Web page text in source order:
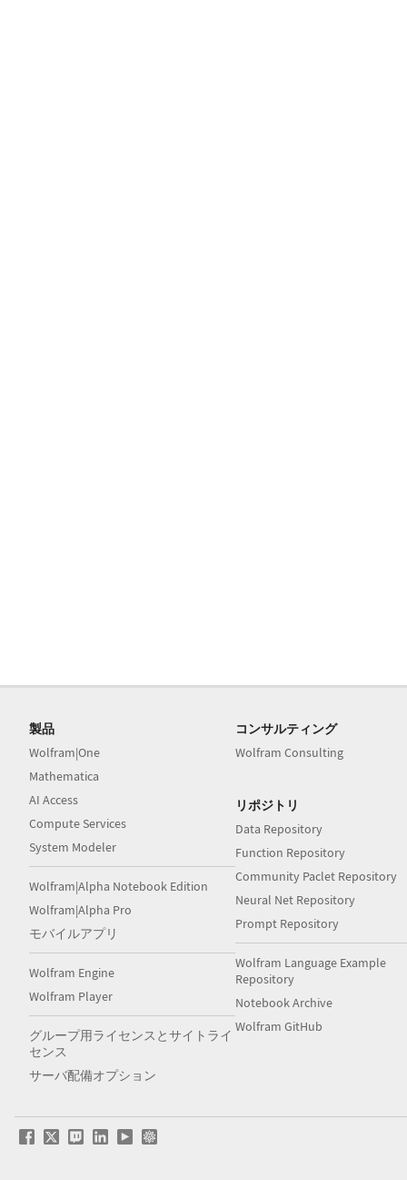
製品
Wolfram|One
Mathematica
AI Access
Compute Services
System Modeler
Wolfram|Alpha Notebook Edition
Wolfram|Alpha Pro
モバイルアプリ
Wolfram Engine
Wolfram Player
グループ用ライセンスとサイトライ
センス
サーバ配備オプション
コンサルティング
Wolfram Consulting
リポジトリ
Data Repository
Function Repository
Community Paclet Repository
Neural Net Repository
Prompt Repository
Wolfram Language Example
Repository
Notebook Archive
Wolfram GitHub